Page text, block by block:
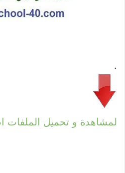
.
لمشاهدة و تحميل الملفات